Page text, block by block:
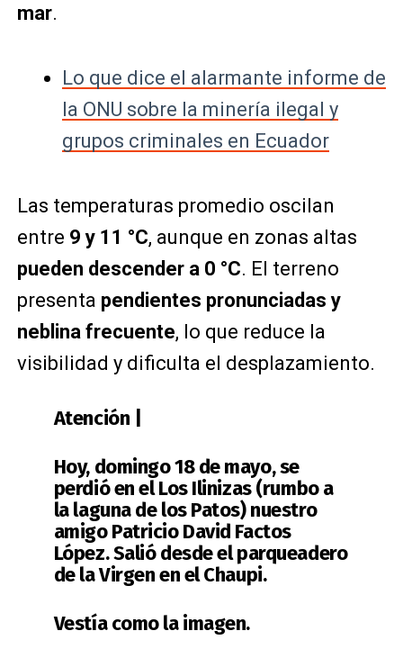
mar.
Lo que dice el alarmante informe de
la ONU sobre la minería ilegal y
grupos criminales en Ecuador
Las temperaturas promedio oscilan
entre 9 y 11 °C, aunque en zonas altas
pueden descender a 0 °C. El terreno
presenta pendientes pronunciadas y
neblina frecuente, lo que reduce la
visibilidad y dificulta el desplazamiento.
Atención |
Hoy, domingo 18 de mayo, se
perdió en el Los Ilinizas (rumbo a
la laguna de los Patos) nuestro
amigo Patricio David Factos
López. Salió desde el parqueadero
de la Virgen en el Chaupi.
Vestía como la imagen.